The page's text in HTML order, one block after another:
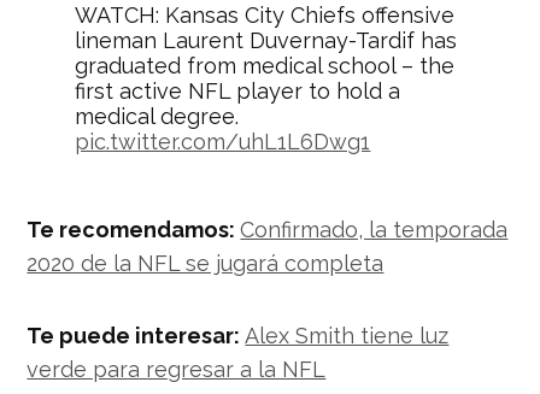
WATCH: Kansas City Chiefs offensive
lineman Laurent Duvernay-Tardif has
graduated from medical school – the
first active NFL player to hold a
medical degree.
pic.twitter.com/uhL1L6Dwg1
Te recomendamos:Confirmado, la temporada
2020 de la NFL se jugará completa
Te puede interesar:Alex Smith tiene luz
verde para regresar a la NFL